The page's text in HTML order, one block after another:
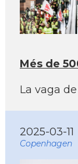
Més de
La vaga
2025-03-11
Copenhagen